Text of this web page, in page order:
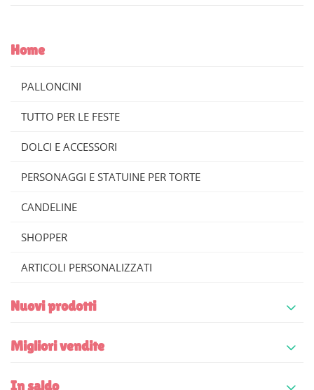
Home
PALLONCINI
TUTTO PER LE FESTE
DOLCI E ACCESSORI
PERSONAGGI E STATUINE PER TORTE
CANDELINE
SHOPPER
ARTICOLI PERSONALIZZATI
Nuovi prodotti
Migliori vendite
In saldo